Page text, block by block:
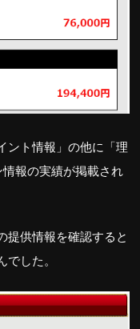
ント情報」の他に「理
報の実績が掲載され
提供情報を確認すると
でした。